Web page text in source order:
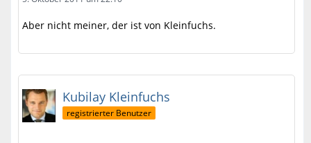
Aber nicht meiner, der ist von Kleinfuchs.
Kubilay Kleinfuchs
registrierter Benutzer